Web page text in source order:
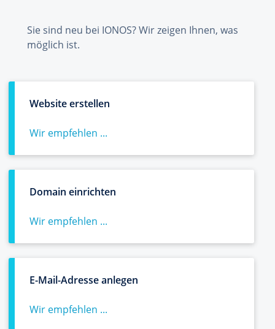
Sie sind neu bei IONOS? Wir zeigen Ihnen, was
möglich ist.
Website erstellen
Wir empfehlen ...
Domain einrichten
Wir empfehlen ...
E-Mail-Adresse anlegen
Wir empfehlen ...